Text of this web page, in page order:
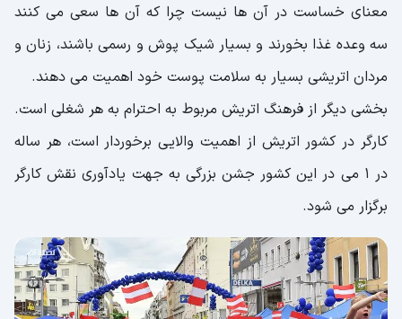
معنای خساست در آن ها نیست چرا که آن ها سعی می کنند
سه وعده غذا بخورند و بسیار شیک پوش و رسمی باشند، زنان و
مردان اتریشی بسیار به سلامت پوست خود اهمیت می دهند.
بخشی دیگر از فرهنگ اتریش مربوط به احترام به هر شغلی است.
کارگر در کشور اتریش از اهمیت والایی برخوردار است، هر ساله
در 1 می در این کشور جشن بزرگی به جهت یادآوری نقش کارگر
برگزار می شود.